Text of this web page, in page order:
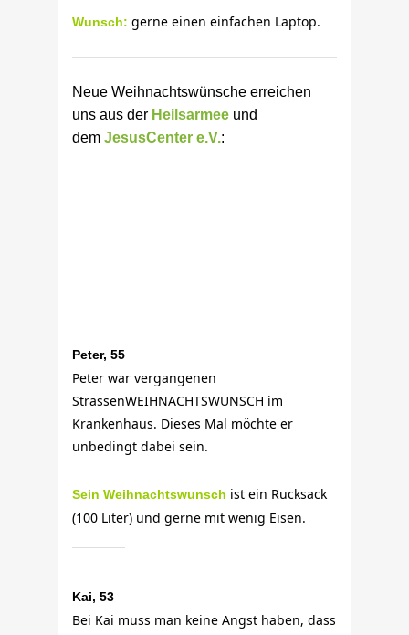
Wunsch: gerne eineneinfachen Laptop.
Neue Weihnachtswünsche erreichen
uns aus der Heilsarmee und
dem JesusCenter e.V. :
Peter, 55
Peter war vergangenen
StrassenWEIHNACHTSWUNSCH im
Krankenhaus. Dieses Mal möchte er
unbedingt dabei sein.
Sein Weihnachtswunsch ist ein Rucksack
(100 Liter) und gerne mit wenig Eisen.
Kai, 53
Bei Kai muss man keine Angst haben, dass